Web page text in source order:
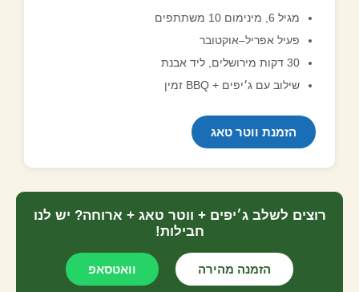
מגיל 6, מינימום 10 משתתפים
פעיל אפריל–אוקטובר
30 דקות מירושלים, ליד אבנת
שילוב עם ג׳יפים + BBQ זמין
הזמנת ווטר טאג
רוצים לשלב ג׳יפים + ווטר טאג + ארוחה? יש לנו
חבילות!
הזמנה מהירה וואטסאפ